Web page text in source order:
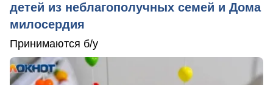
детей из неблагополучных семей и Дома
милосердия
Принимаются б/у